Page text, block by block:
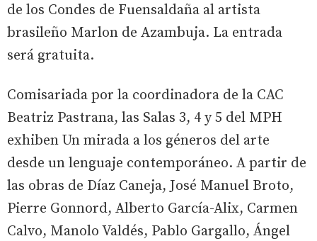
de los Condes de Fuensaldaña al artista
brasileño Marlon de Azambuja. La entrada
será gratuita.
Comisariada por la coordinadora de la CAC
Beatriz Pastrana, las Salas 3, 4 y 5 del MPH
exhiben Un mirada a los géneros del arte
desde un lenguaje contemporáneo. A partir de
las obras de Díaz Caneja, José Manuel Broto,
Pierre Gonnord, Alberto García-Alix, Carmen
Calvo, Manolo Valdés, Pablo Gargallo, Ángel